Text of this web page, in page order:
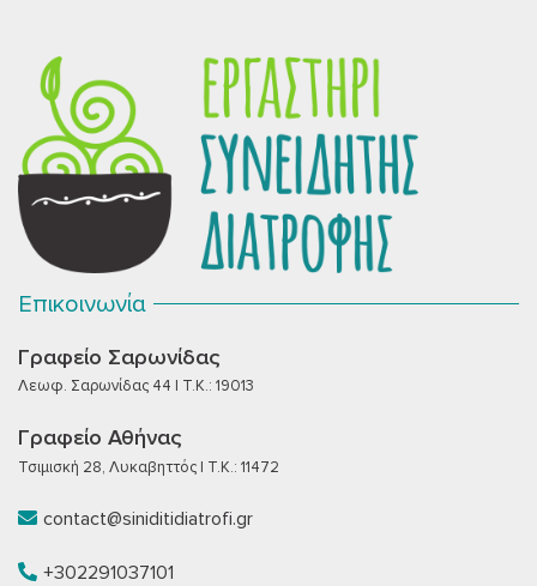
Επικοινωνία
Γραφείο Σαρωνίδας
Λεωφ. Σαρωνίδας 44 | T.K.: 19013
Γραφείο Αθήνας
Τσιμισκή 28, Λυκαβηττός | T.K.: 11472
contact@siniditidiatrofi.gr
+302291037101